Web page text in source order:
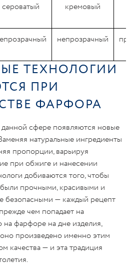
сероватый кремовый
непрозрачный
ТЕХНОЛОГИИ
ПРИ
ФАРФОРА
данной сфере появляются новые
натуральные ингредиенты
пропорции, варьируя
при обжиге и нанесении
добиваются того, чтобы
прочными, красивыми и
безопасными — каждый рецепт
чем попадает на
на фарфоре на дне изделия,
произведено именно этим
качества — и эта традиция